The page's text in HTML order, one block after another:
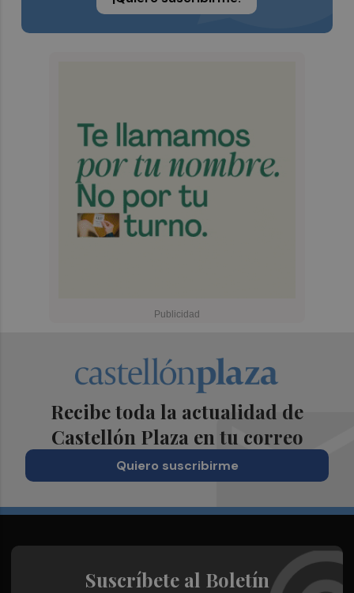
Recibe toda la actualidad de
Castellón Plaza en tu correo
Quiero suscribirme
Suscríbete al Boletín